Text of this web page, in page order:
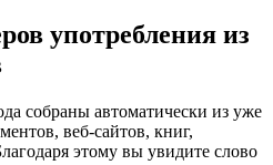
употребления из
собраны автоматически из уже
веб-сайтов, книг,
этому вы увидите слово